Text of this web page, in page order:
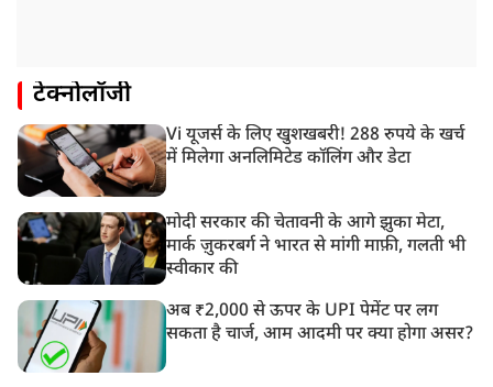
टेक्नोलॉजी
Vi यूजर्स के लिए खुशखबरी! 288 रुपये के खर्च
में मिलेगा अनलिमिटेड कॉलिंग और डेटा
मोदी सरकार की चेतावनी के आगे झुका मेटा,
मार्क ज़ुकरबर्ग ने भारत से मांगी माफ़ी, गलती भी
स्वीकार की
अब ₹2,000 से ऊपर के UPI पेमेंट पर लग
सकता है चार्ज, आम आदमी पर क्या होगा असर?